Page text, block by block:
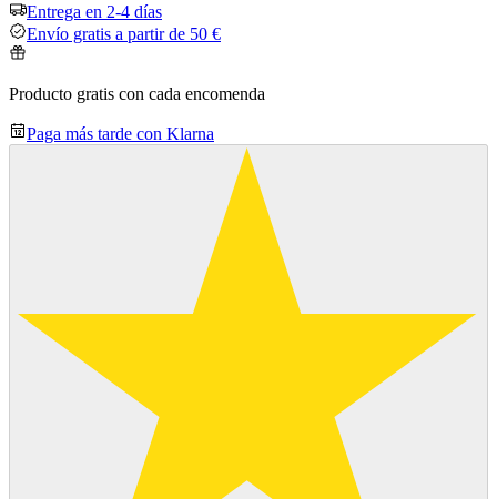
Entrega en 2-4 días
Envío gratis a partir de 50 €
Producto gratis con cada encomenda
Paga más tarde con Klarna